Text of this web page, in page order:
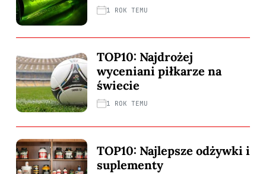
1 ROK TEMU
TOP10: Najdrożej
wyceniani piłkarze na
świecie
1 ROK TEMU
TOP10: Najlepsze odżywki i
suplementy